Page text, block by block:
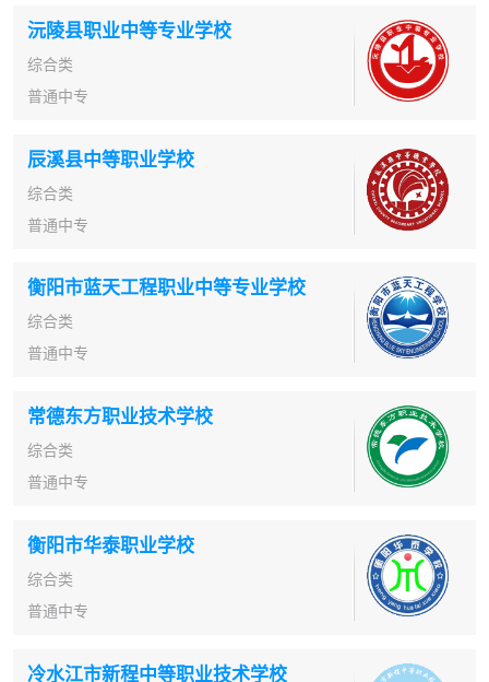
沅陵县职业中等专业学校
综合类
普通中专
辰溪县中等职业学校
综合类
普通中专
衡阳市蓝天工程职业中等专业学校
综合类
普通中专
常德东方职业技术学校
综合类
普通中专
衡阳市华泰职业学校
综合类
普通中专
冷水江市新程中等职业技术学校